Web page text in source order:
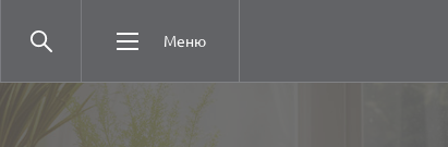
Меню